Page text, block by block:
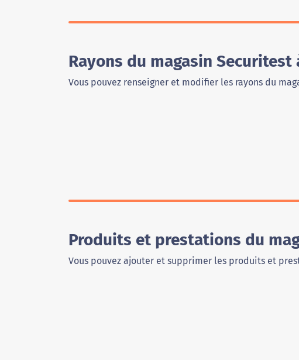
Rayons du magasin Securitest
Vous pouvez renseigner et modifier les rayons du
Produits et prestations du
Vous pouvez ajouter et supprimer les produits et